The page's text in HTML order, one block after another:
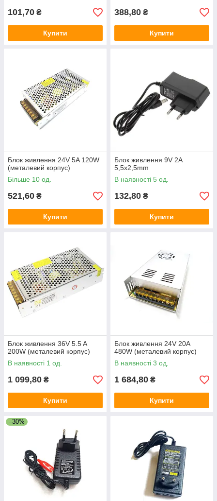
101,70 ₴
Купити
388,80 ₴
Купити
Блок живлення 24V 5A 120W
(металевий корпус)
Більше 10 од.
521,60 ₴
Купити
Блок живлення 9V 2A
5,5x2,5mm
В наявності 5 од.
132,80 ₴
Купити
Блок живлення 36V 5.5 A
200W (металевий корпус)
В наявності 1 од.
1 099,80 ₴
Купити
Блок живлення 24V 20A
480W (металевий корпус)
В наявності 3 од.
1 684,80 ₴
Купити
–30%